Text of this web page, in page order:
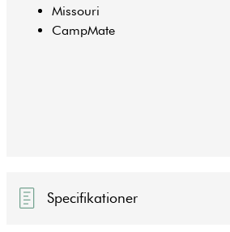
Missouri
CampMate
Specifikationer